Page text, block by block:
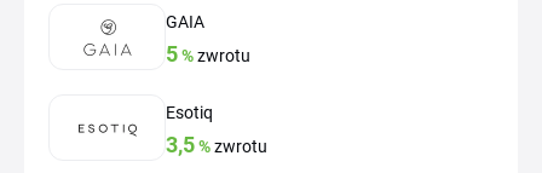
GAIA
5%zwrotu
Esotiq
3,5%zwrotu